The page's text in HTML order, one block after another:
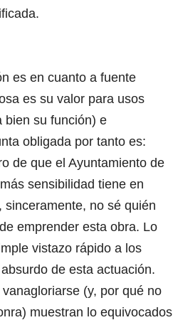
es en cuanto a fuente
es su valor para usos
bien su función) e
obligada por tanto es:
de que el Ayuntamiento de
sensibilidad tiene en
no sé quién
emprender esta obra. Lo
vistazo rápido a los
de esta actuación.
(y, por qué no
muestran lo equivocados